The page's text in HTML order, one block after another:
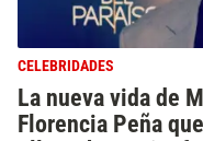
CELEBRIDADES
La nueva vida de
Florencia Peña